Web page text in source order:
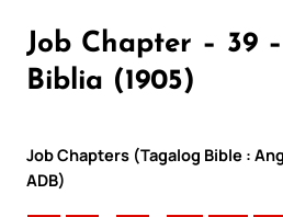
Job Chapter – 39
Biblia (1905)
Job Chapters (Tagalog Bible :
ADB)